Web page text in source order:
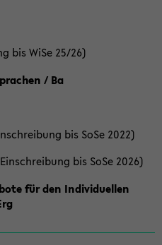
bis WiSe 25/26)
/ Ba
bis SoSe 2022)
bis SoSe 2026)
für den Individuellen